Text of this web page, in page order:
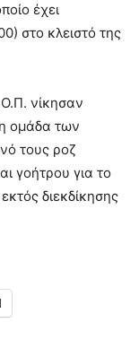
έχει
στο κλειστό της
νίκησαν
ομάδα των
τους ροζ
γοήτρου για το
διεκδίκησης